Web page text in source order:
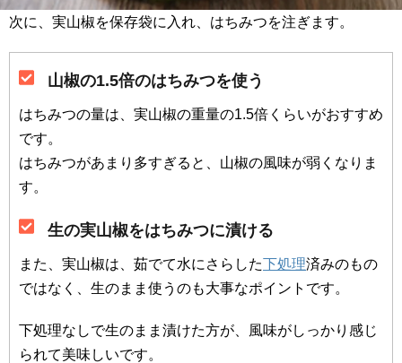
次に、実山椒を保存袋に入れ、はちみつを注ぎます。
山椒の1.5倍のはちみつを使う
はちみつの量は、実山椒の重量の1.5倍くらいがおすすめ
です。
はちみつがあまり多すぎると、山椒の風味が弱くなりま
す。
生の実山椒をはちみつに漬ける
また、実山椒は、茹でて水にさらした下処理済みのもの
ではなく、生のまま使うのも大事なポイントです。
下処理なしで生のまま漬けた方が、風味がしっかり感じ
られて美味しいです。